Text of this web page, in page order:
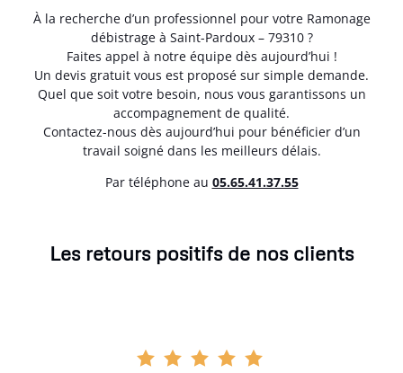
À la recherche d’un professionnel pour votre Ramonage
débistrage à Saint-Pardoux – 79310 ?
Faites appel à notre équipe dès aujourd’hui !
Un devis gratuit vous est proposé sur simple demande.
Quel que soit votre besoin, nous vous garantissons un
accompagnement de qualité.
Contactez-nous dès aujourd’hui pour bénéficier d’un
travail soigné dans les meilleurs délais.
Par téléphone au 05.65.41.37.55
Les retours positifs de nos clients